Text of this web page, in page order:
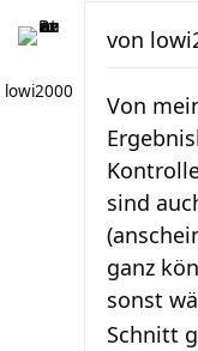
lowi2000
von
Von
sind
ganz
sonst
Schnitt